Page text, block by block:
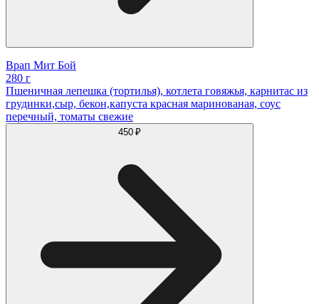
Врап Мит Бой
280 г
Пшеничная лепешка (тортилья), котлета говяжья, карнитас из
грудинки,сыр, бекон,капуста красная маринованая, соус
перечный, томаты свежие
450 ₽